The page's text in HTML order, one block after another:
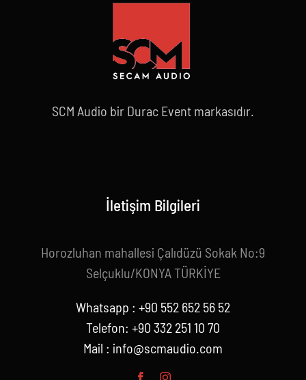
SCM Audio bir Durac Event markasıdır.
İletişim Bilgileri
Horozluhan mahallesi Çalıdüzü Sokak No:9
Selçuklu/KONYA TÜRKİYE
Whatsapp : +90 552 652 56 52
Telefon: +90 332 251 10 70
Mail : info@scmaudio.com